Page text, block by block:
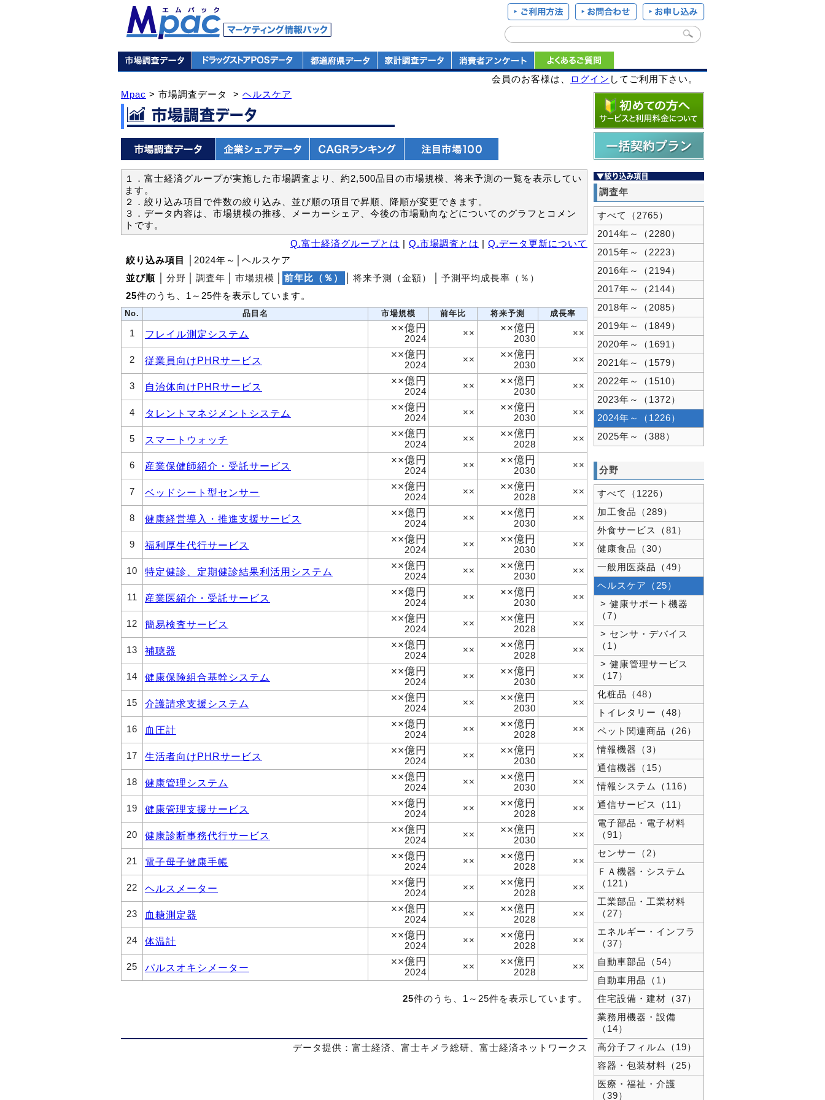
会員のお客様は、 ログイン してご利用下さい。
Mpac > 市場調査データ > ヘルスケア
１．富士経済グループが実施した市場調査より、約2,500品目の市場規模、将来予測の一覧を表示してい
ます。
２．絞り込み項目で件数の絞り込み、並び順の項目で昇順、降順が変更できます。
３．データ内容は、市場規模の推移、メーカーシェア、今後の市場動向などについてのグラフとコメン
トです。
Q.富士経済グループとは
Q.市場調査とは
Q.データ更新について
絞り込み項目
│2024年～│ヘルスケア
並び順
分野 調査年 市場規模 前年比（％） 将来予測（金額）
予測平均成長率（％）
25件のうち、1～25件を表示しています。
No. 品目名 市場規模 前年比 将来予測 成長率
1 フレイル測定システム ××億円
2024
×× ××億円
2030
××
2 従業員向けPHRサービス ××億円
2024
×× ××億円
2030
××
3 自治体向けPHRサービス ××億円
2024
×× ××億円
2030
××
4 タレントマネジメントシステム ××億円
2024
×× ××億円
2030
××
5 スマートウォッチ ××億円
2024
×× ××億円
2028
××
6 産業保健師紹介・受託サービス ××億円
2024
×× ××億円
2030
××
7 ベッドシート型センサー ××億円
2024
×× ××億円
2028
××
8 健康経営導入・推進支援サービス ××億円
2024
×× ××億円
2030
××
9 福利厚生代行サービス ××億円
2024
×× ××億円
2030
××
10 特定健診、定期健診結果利活用システム ××億円
2024
×× ××億円
2030
××
11 産業医紹介・受託サービス ××億円
2024
×× ××億円
2030
××
12 簡易検査サービス ××億円
2024
×× ××億円
2028
××
13 補聴器 ××億円
2024
×× ××億円
2028
××
14 健康保険組合基幹システム ××億円
2024
×× ××億円
2030
××
15 介護請求支援システム ××億円
2024
×× ××億円
2030
××
16 血圧計 ××億円
2024
×× ××億円
2028
××
17 生活者向けPHRサービス ××億円
2024
×× ××億円
2030
××
18 健康管理システム ××億円
2024
×× ××億円
2030
××
19 健康管理支援サービス ××億円
2024
×× ××億円
2028
××
20 健康診断事務代行サービス ××億円
2024
×× ××億円
2030
××
21 電子母子健康手帳 ××億円
2024
×× ××億円
2028
××
22 ヘルスメーター ××億円
2024
×× ××億円
2028
××
23 血糖測定器 ××億円
2024
×× ××億円
2028
××
24 体温計 ××億円
2024
×× ××億円
2028
××
25 パルスオキシメーター ××億円
2024
×× ××億円
2028
××
25件のうち、1～25件を表示しています。
データ提供：富士経済、富士キメラ総研、富士経済ネットワークス
調査年
すべて（2765）
2014年～（2280）
2015年～（2223）
2016年～（2194）
2017年～（2144）
2018年～（2085）
2019年～（1849）
2020年～（1691）
2021年～（1579）
2022年～（1510）
2023年～（1372）
2024年～（1226）
2025年～（388）
分野
すべて（1226）
加工食品（289）
外食サービス（81）
健康食品（30）
一般用医薬品（49）
ヘルスケア（25）
> 健康サポート機器
（7）
> センサ・デバイス
（1）
> 健康管理サービス
（17）
化粧品（48）
トイレタリー（48）
ペット関連商品（26）
情報機器（3）
通信機器（15）
情報システム（116）
通信サービス（11）
電子部品・電子材料
（91）
センサー（2）
ＦＡ機器・システム
（121）
工業部品・工業材料
（27）
エネルギー・インフラ
（37）
自動車部品（54）
自動車用品（1）
住宅設備・建材（37）
業務用機器・設備
（14）
高分子フィルム（19）
容器・包装材料（25）
医療・福祉・介護
（39）